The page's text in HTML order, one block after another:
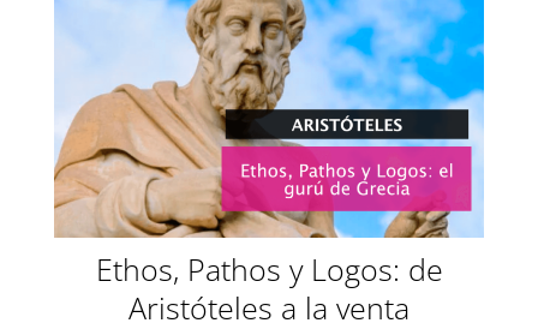
Ethos, Pathos y Logos: de
Aristóteles a la venta